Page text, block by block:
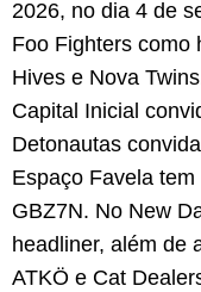
2026, no dia 4 de
Foo Fighters como
Hives e Nova
Capital Inicial
Detonautas
Espaço Favela
GBZ7N. No New
headliner, além de
ATKÖ e Cat